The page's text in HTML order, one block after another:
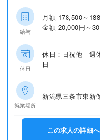
給与
月額 178,500～
金額 20,000円～
休日
休日：日祝他 週
日
就業場所
新潟県三条市東
この求人の詳細へ